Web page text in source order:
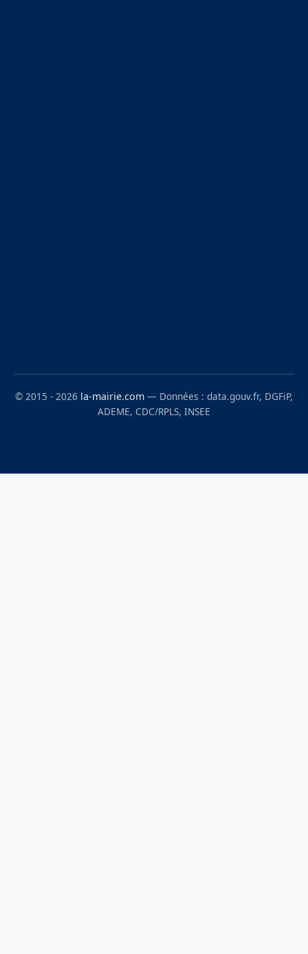
© 2015 - 2026 la-mairie.com — Données : data.gouv.fr, DGFiP,
ADEME, CDC/RPLS, INSEE